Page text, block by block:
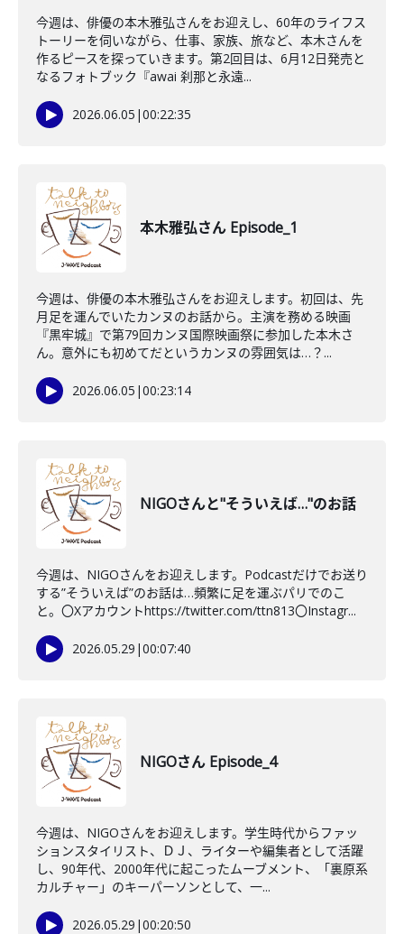
今週は、俳優の本木雅弘さんをお迎えし、60年のライフス
トーリーを伺いながら、仕事、家族、旅など、本木さんを
作るピースを探っていきます。第2回目は、6月12日発売と
なるフォトブック『awai 刹那と永遠...
2026.06.05 |00:22:35
本木雅弘さん Episode_1
今週は、俳優の本木雅弘さんをお迎えします。初回は、先
月足を運んでいたカンヌのお話から。主演を務める映画
『黒牢城』で第79回カンヌ国際映画祭に参加した本木さ
ん。意外にも初めてだというカンヌの雰囲気は…？...
2026.06.05 |00:23:14
NIGOさんと"そういえば…"のお話
今週は、NIGOさんをお迎えします。Podcastだけでお送り
する”そういえば”のお話は…頻繁に足を運ぶパリでのこ
と。〇Xアカウントhttps://twitter.com/ttn813〇Instagr...
2026.05.29 |00:07:40
NIGOさん Episode_4
今週は、NIGOさんをお迎えします。学生時代からファッ
ションスタイリスト、ＤＪ、ライターや編集者として活躍
し、90年代、2000年代に起こったムーブメント、「裏原系
カルチャー」のキーパーソンとして、一...
2026.05.29 |00:20:50